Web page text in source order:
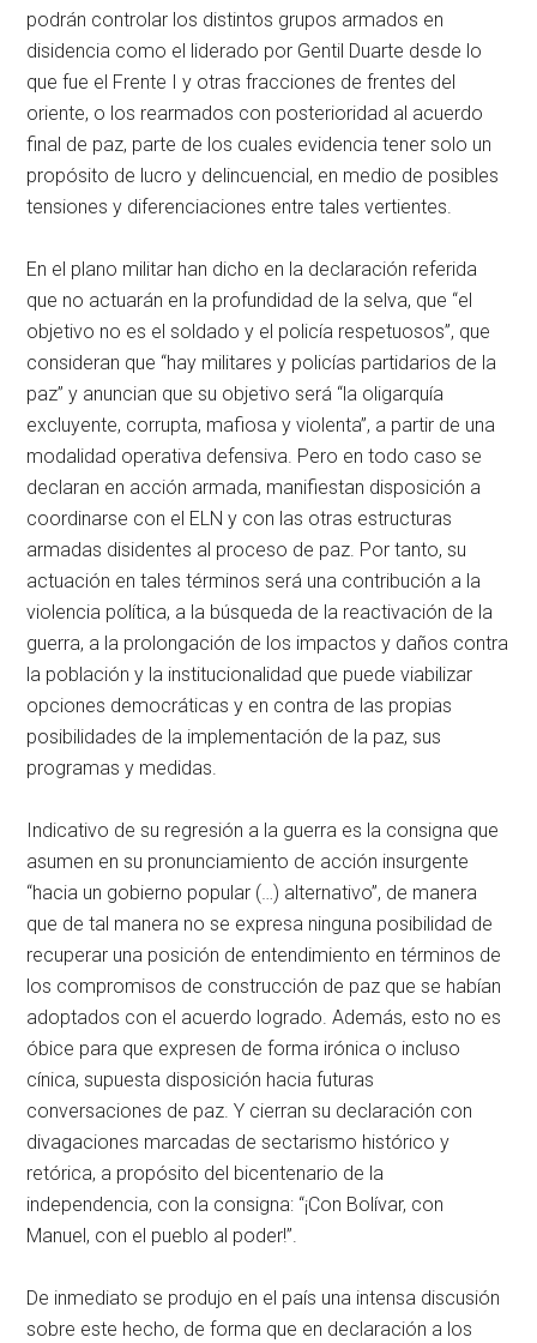
podrán controlar los distintos grupos armados en
disidencia como el liderado por Gentil Duarte desde lo
que fue el Frente I y otras fracciones de frentes del
oriente, o los rearmados con posterioridad al acuerdo
final de paz, parte de los cuales evidencia tener solo un
propósito de lucro y delincuencial, en medio de posibles
tensiones y diferenciaciones entre tales vertientes.
En el plano militar han dicho en la declaración referida
que no actuarán en la profundidad de la selva, que “el
objetivo no es el soldado y el policía respetuosos”, que
consideran que “hay militares y policías partidarios de la
paz” y anuncian que su objetivo será “la oligarquía
excluyente, corrupta, mafiosa y violenta”, a partir de una
modalidad operativa defensiva. Pero en todo caso se
declaran en acción armada, manifiestan disposición a
coordinarse con el ELN y con las otras estructuras
armadas disidentes al proceso de paz. Por tanto, su
actuación en tales términos será una contribución a la
violencia política, a la búsqueda de la reactivación de la
guerra, a la prolongación de los impactos y daños contra
la población y la institucionalidad que puede viabilizar
opciones democráticas y en contra de las propias
posibilidades de la implementación de la paz, sus
programas y medidas.
Indicativo de su regresión a la guerra es la consigna que
asumen en su pronunciamiento de acción insurgente
“hacia un gobierno popular (…) alternativo”, de manera
que de tal manera no se expresa ninguna posibilidad de
recuperar una posición de entendimiento en términos de
los compromisos de construcción de paz que se habían
adoptados con el acuerdo logrado. Además, esto no es
óbice para que expresen de forma irónica o incluso
cínica, supuesta disposición hacia futuras
conversaciones de paz. Y cierran su declaración con
divagaciones marcadas de sectarismo histórico y
retórica, a propósito del bicentenario de la
independencia, con la consigna: “¡Con Bolívar, con
Manuel, con el pueblo al poder!”.
De inmediato se produjo en el país una intensa discusión
sobre este hecho, de forma que en declaración a los